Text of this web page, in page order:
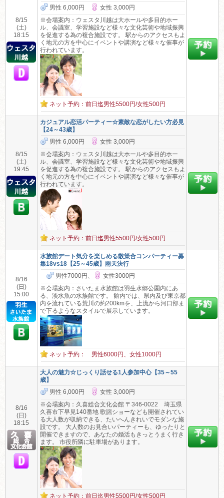
8/15
(土)
18:15
男性 6,000円
女性 3,000円
※会場案内：ウェスタ川越は大ホールや多目的ホー
ル、会議室、学習施設など様々な文化芸術や地域振興
を促進する為の複合施設です。 駅からのアクセスもよ
く地元の方を中心にイベントや講演など様々な催事が
行われています。
ネット予約：前日迄男性5500円/女性500円
8/15
(土)
19:45
カジュアル恋活パーティー☆素敵な恋がしたい方必見
【24～43歳】
男性 6,000円
女性 3,000円
※会場案内：ウェスタ川越は大ホールや多目的ホー
ル、会議室、学習施設など様々な文化芸術や地域振興
を促進する為の複合施設です。 駅からのアクセスもよ
く地元の方を中心にイベントや講演など様々な催事が
行われています。
ネット予約：前日迄男性5500円/女性500円
8/16
(日)
15:00
水族館デート気分を楽しめる散策合コンパーティー募
集18vs18【25～45歳】雨天決行
男性7000円、
女性3000円
※会場案内：さいたま水族館は羽生水郷公園内にあ
る、淡水魚の水族館です。 館内では、県内及び東京都
内を流れている荒川の約200kmを、上流から河口部ま
で下るようなスタイルで展示しています。
ネット予約： 男性6000円、女性1000円
8/16
(日)
18:15
大人の魅力☆じっくり話せる1人参加中心【35～55
歳】
男性 6,000円
女性 3,000円
※会場案内：久喜総合文化会館 〒346-0022 埼玉県
久喜市下早見140番地 歌謡ショーなども開催されてい
る大人数が収納できる、たいへんきれいでモダンな施
設です。 大人数のお見合いパーティーも、ゆったりと
開催できますので、あなたの婚活もきっとうまく行き
ます。 市役所隣に駐車場があります。
ネット予約：前日迄男性5500円/女性500円